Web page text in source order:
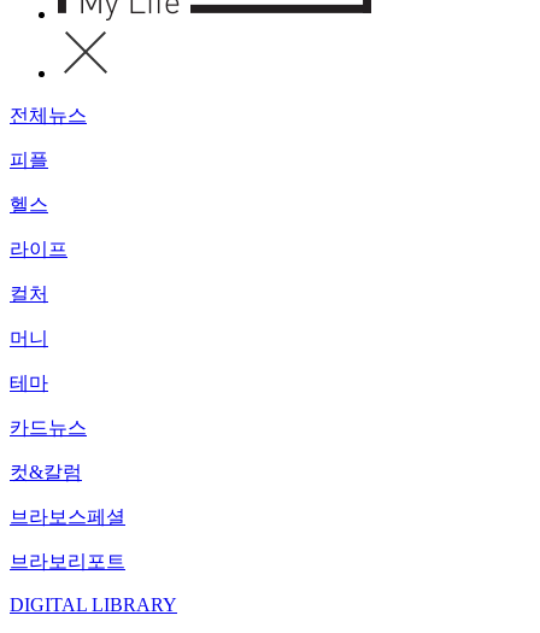
전체뉴스
피플
헬스
라이프
컬처
머니
테마
카드뉴스
컷&칼럼
브라보스페셜
브라보리포트
DIGITAL LIBRARY